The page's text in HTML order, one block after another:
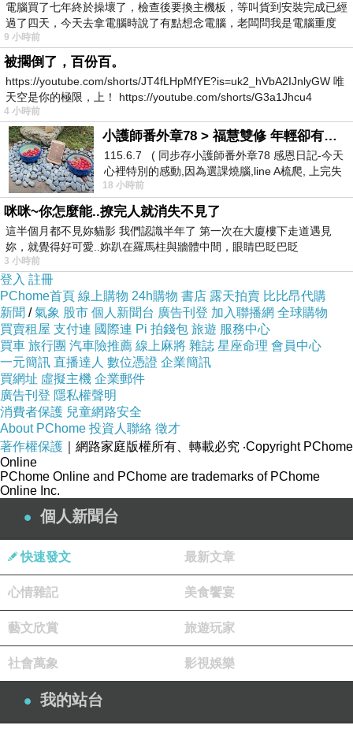
電腦買了七年終於操壞了，檢查後要換主機板，等叫貨到安裝完成已經
過了四天，今天去拿電腦時說了有點想念電腦，老闆問我是電腦重度
9 小時前
被擱倒了，百份百。
https://youtube.com/shorts/JT4fLHpMfYE?is=uk2_hVbA2IJnlyGW 唯
天空是你的極限，上！ https://youtube.com/shorts/G3a1Jhcu4
4 小時前
小護師番外章78 > 福慧雙修 年輕卻有個老靈魂 ㄑ金剛經〉podcast
115.6.7 ( 同步存小護師番外章78 感恩日記-今天
心裡特別的感動,因為選課燒腦,line A梳爬, 上完失
智課的她,特來傾
18 小時前
咪咪~你怎麼能..撩完人就消失不見了
這半個月都不見妳貓影 我們認識半年了 第一次在大廈樓下走道遇見
妳，就覺得好可愛..妳趴在羅馬柱與牆體中間，眼睛巴眨巴眨
3 小時前
登入 註冊
PChome首頁 線上購物 24h購物 書店 露天拍賣 比比昂代購
新聞 /氣象 股市 個人新聞台 廣告刊登 加入聯播網 全球購物
買賣租屋 支付連 國際連 Pi 拍錢包 旅遊 服務中心
買車 旅行團 汽車險推薦 線上麻將 雜誌 星座命理 會員中心
一元簡訊 直播達人 數位憑證 企業簡訊
買網址 虛擬主機 企業郵件
廣告刊登 隱私權聲明
消費者保護 兒童網路安全
About PChome 投資人聯絡 徵才
著作權保護 ｜網路家庭版權所有、轉載必究 ‧Copyright PChome
Online
PChome Online and PChome are trademarks of PChome
Online Inc.
個人新聞台
快速發文 最新文章
心情雜記 美食饗宴
藝文欣賞 旅遊玩家
社會萬象 影視娛樂
我的站台